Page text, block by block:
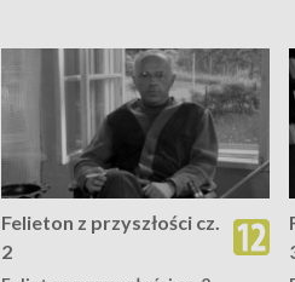
Felieton z przyszłości cz.
2